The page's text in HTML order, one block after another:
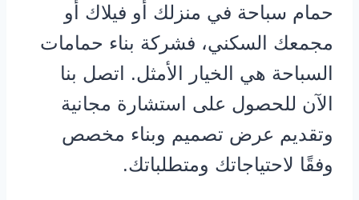
حمام سباحة في منزلك أو فيلاك أو
مجمعك السكني، فشركة بناء حمامات
السباحة هي الخيار الأمثل. اتصل بنا
الآن للحصول على استشارة مجانية
وتقديم عرض تصميم وبناء مخصص
وفقًا لاحتياجاتك ومتطلباتك.